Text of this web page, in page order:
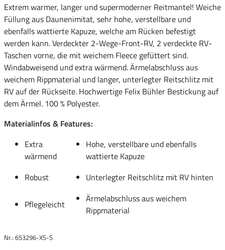
Extrem warmer, langer und supermoderner Reitmantel! Weiche
Füllung aus Daunenimitat, sehr hohe, verstellbare und
ebenfalls wattierte Kapuze, welche am Rücken befestigt
werden kann. Verdeckter 2-Wege-Front-RV, 2 verdeckte RV-
Taschen vorne, die mit weichem Fleece gefüttert sind.
Windabweisend und extra wärmend. Ärmelabschluss aus
weichem Rippmaterial und langer, unterlegter Reitschlitz mit
RV auf der Rückseite. Hochwertige Felix Bühler Bestickung auf
dem Ärmel. 100 % Polyester.
Materialinfos & Features:
Extra
wärmend
Hohe, verstellbare und ebenfalls
wattierte Kapuze
Robust
Unterlegter Reitschlitz mit RV hinten
Pflegeleicht
Ärmelabschluss aus weichem
Rippmaterial
Nr.: 653296-XS-S